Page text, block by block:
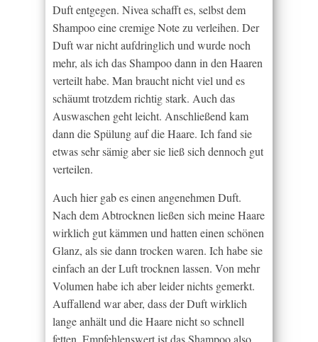
Duft entgegen. Nivea schafft es, selbst dem
Shampoo eine cremige Note zu verleihen. Der
Duft war nicht aufdringlich und wurde noch
mehr, als ich das Shampoo dann in den Haaren
verteilt habe. Man braucht nicht viel und es
schäumt trotzdem richtig stark. Auch das
Auswaschen geht leicht. Anschließend kam
dann die Spülung auf die Haare. Ich fand sie
etwas sehr sämig aber sie ließ sich dennoch gut
verteilen.
Auch hier gab es einen angenehmen Duft.
Nach dem Abtrocknen ließen sich meine Haare
wirklich gut kämmen und hatten einen schönen
Glanz, als sie dann trocken waren. Ich habe sie
einfach an der Luft trocknen lassen. Von mehr
Volumen habe ich aber leider nichts gemerkt.
Auffallend war aber, dass der Duft wirklich
lange anhält und die Haare nicht so schnell
fetten. Empfehlenswert ist das Shampoo also,